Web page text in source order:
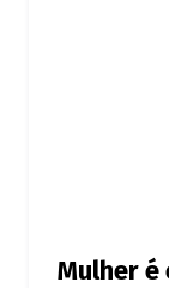
Mulher é